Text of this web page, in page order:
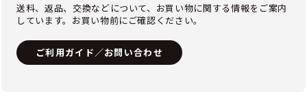
送料、返品、交換などについて、お買い物に関する情報をご案内
しています。お買い物前にご確認ください。
ご利用ガイド／お問い合わせ